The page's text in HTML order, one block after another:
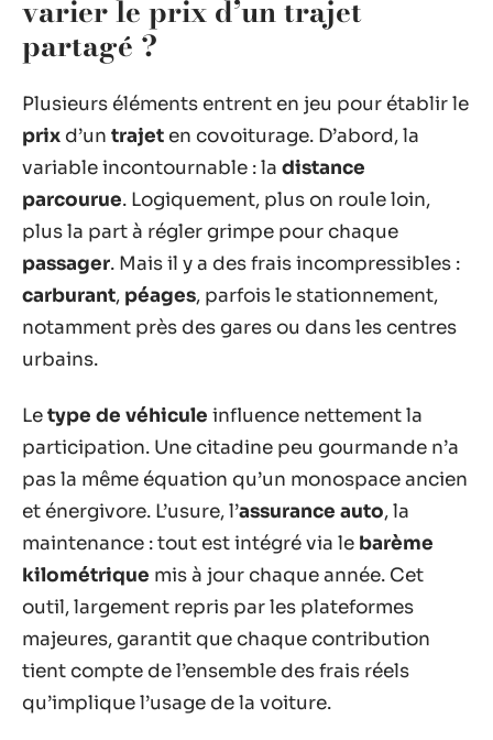
varier le prix d’un trajet
partagé ?
Plusieurs éléments entrent en jeu pour établir le
prix d’un trajet en covoiturage. D’abord, la
variable incontournable : la distance
parcourue. Logiquement, plus on roule loin,
plus la part à régler grimpe pour chaque
passager. Mais il y a des frais incompressibles :
carburant, péages, parfois le stationnement,
notamment près des gares ou dans les centres
urbains.
Letype de véhicule influence nettement la
participation. Une citadine peu gourmande n’a
pas la même équation qu’un monospace ancien
et énergivore. L’usure, l’assurance auto, la
maintenance : tout est intégré via le barème
kilométrique mis à jour chaque année. Cet
outil, largement repris par les plateformes
majeures, garantit que chaque contribution
tient compte de l’ensemble des frais réels
qu’implique l’usage de la voiture.